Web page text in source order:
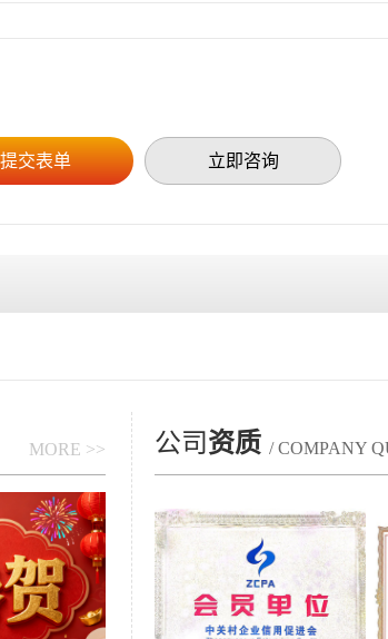
立即咨询
MORE >> 公司资质 / COMPANY